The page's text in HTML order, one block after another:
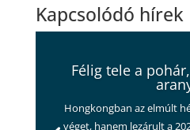
Kapcsolódó hírek
Félig tele a
Hongkongban az elmúlt
véget, hanem lezárult a